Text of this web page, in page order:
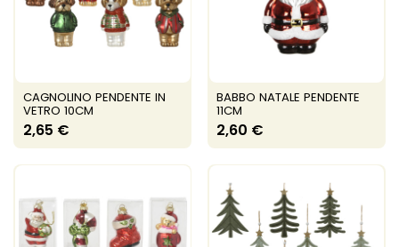
CAGNOLINO PENDENTE IN
VETRO 10CM
2,65 €
BABBO NATALE PENDENTE
11CM
2,60 €